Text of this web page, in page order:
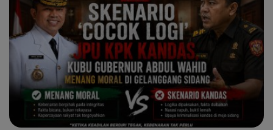
Opini
Budaya
Internasional
Infotorial